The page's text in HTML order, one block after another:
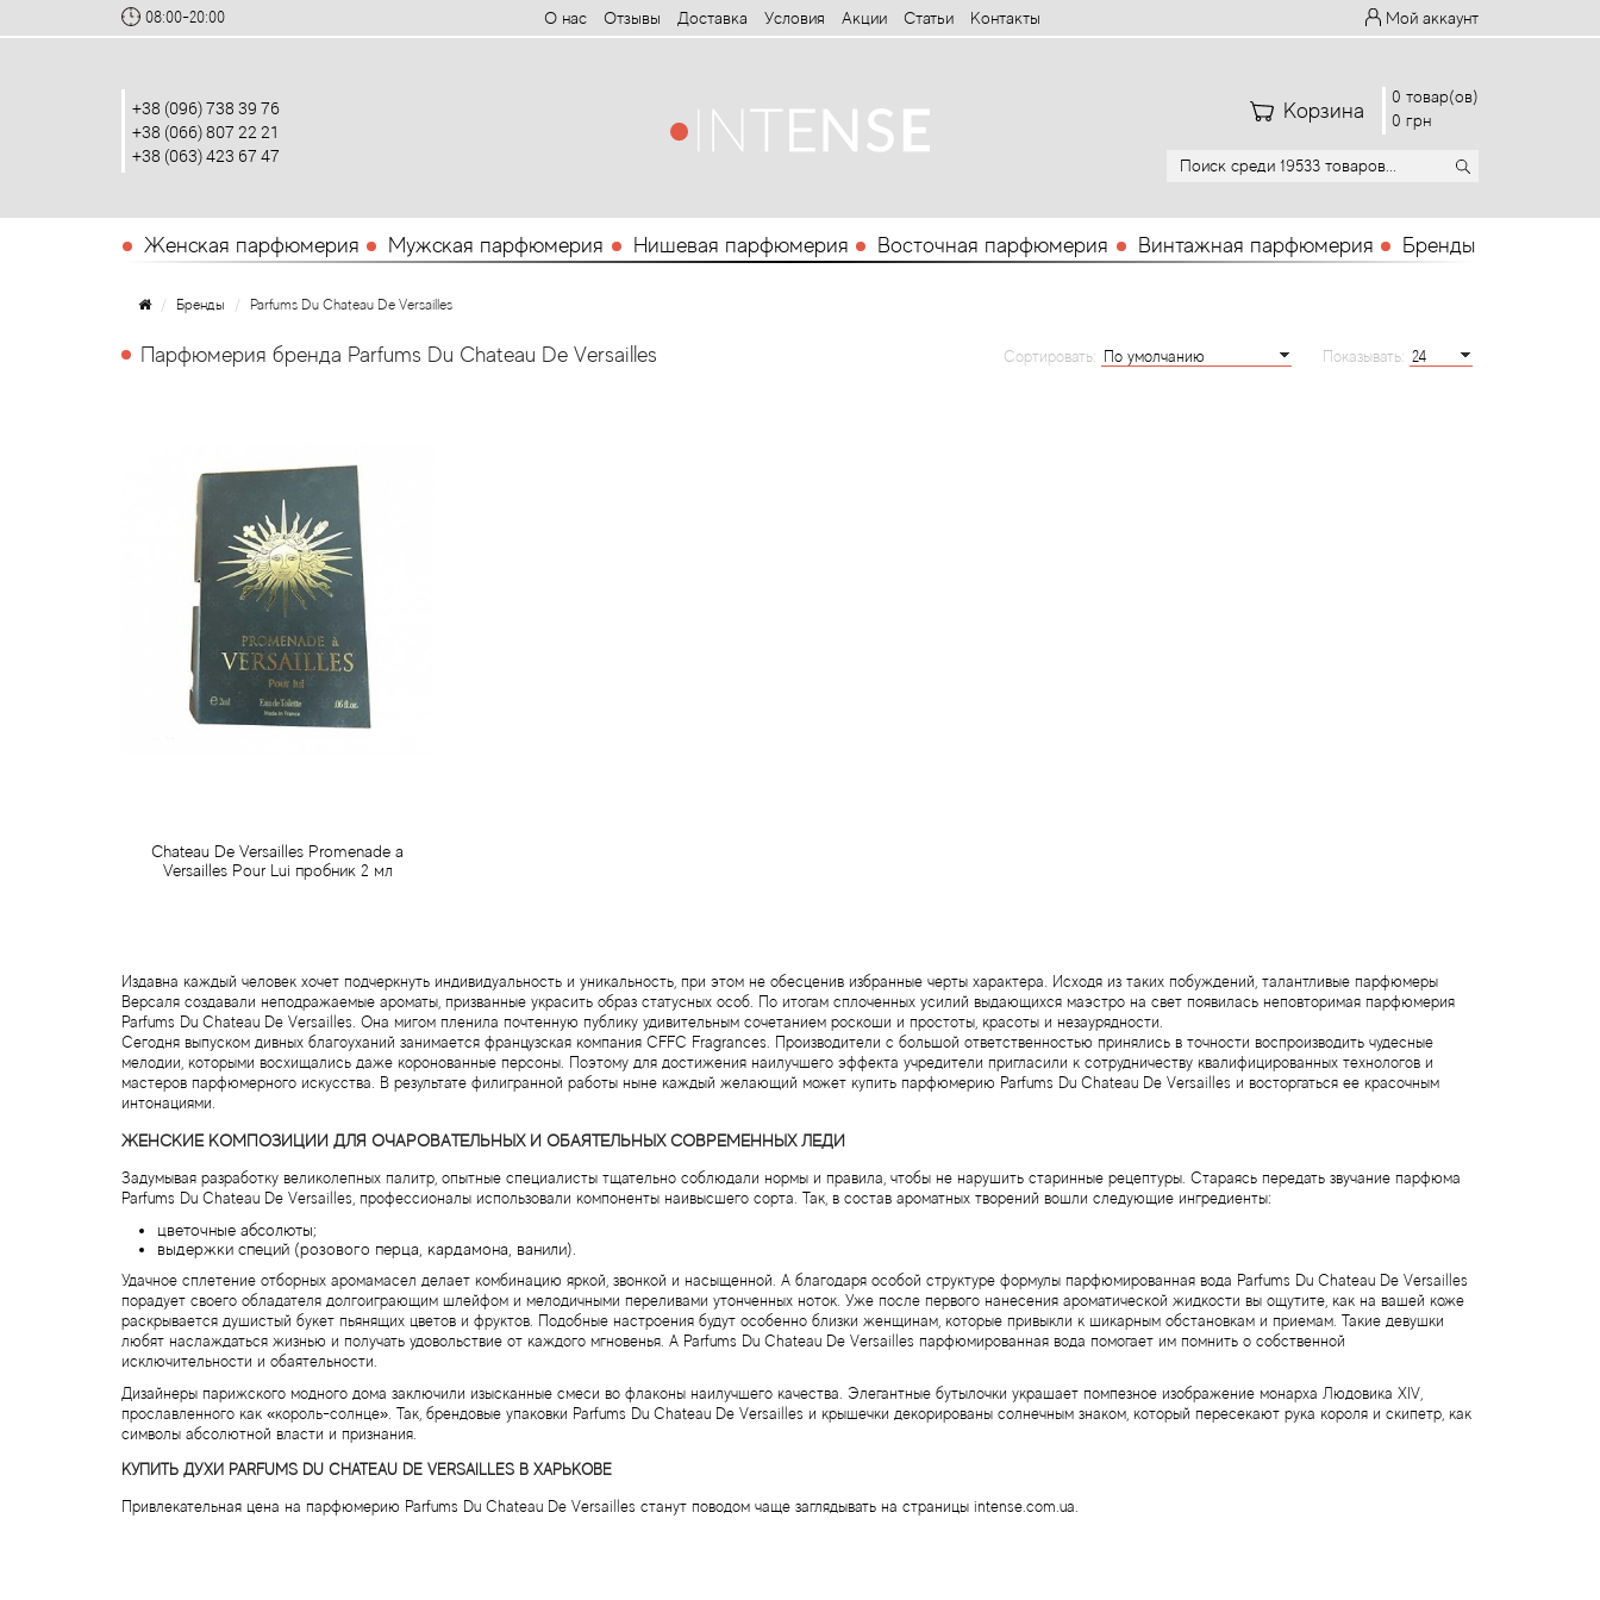
08:00-20:00 О нас Отзывы Доставка Условия Aкции Статьи Контакты Мой аккаунт
+38 (096) 738 39 76
+38 (066) 807 22 21
+38 (063) 423 67 47
Корзина
0 товар(ов)
0 грн
Женская парфюмерия Мужская парфюмерия Нишевая парфюмерия Восточная парфюмерия Винтажная парфюмерия Бренды
Бренды Parfums Du Chateau De Versailles
Парфюмерия бренда Parfums Du Chateau De Versailles Сортировать: Показывать:
Chateau De Versailles Promenade a
Versailles Pour Lui пробник 2 мл
Издавна каждый человек хочет подчеркнуть индивидуальность и уникальность, при этом не обесценив избранные черты характера. Исходя из таких побуждений, талантливые парфюмеры
Версаля создавали неподражаемые ароматы, призванные украсить образ статусных особ. По итогам сплоченных усилий выдающихся маэстро на свет появилась неповторимая парфюмерия
Parfums Du Chateau De Versailles. Она мигом пленила почтенную публику удивительным сочетанием роскоши и простоты, красоты и незаурядности.
Сегодня выпуском дивных благоуханий занимается французская компания CFFC Fragrances. Производители с большой ответственностью принялись в точности воспроизводить чудесные
мелодии, которыми восхищались даже коронованные персоны. Поэтому для достижения наилучшего эффекта учредители пригласили к сотрудничеству квалифицированных технологов и
мастеров парфюмерного искусства. В результате филигранной работы ныне каждый желающий может купить парфюмерию Parfums Du Chateau De Versailles и восторгаться ее красочным
интонациями.
ЖЕНСКИЕ КОМПОЗИЦИИ ДЛЯ ОЧАРОВАТЕЛЬНЫХ И ОБАЯТЕЛЬНЫХ СОВРЕМЕННЫХ ЛЕДИ
Задумывая разработку великолепных палитр, опытные специалисты тщательно соблюдали нормы и правила, чтобы не нарушить старинные рецептуры. Стараясь передать звучание парфюма
Parfums Du Chateau De Versailles, профессионалы использовали компоненты наивысшего сорта. Так, в состав ароматных творений вошли следующие ингредиенты:
цветочные абсолюты;
выдержки специй (розового перца, кардамона, ванили).
Удачное сплетение отборных аромамасел делает комбинацию яркой, звонкой и насыщенной. А благодаря особой структуре формулы парфюмированная вода Parfums Du Chateau De Versailles
порадует своего обладателя долгоиграющим шлейфом и мелодичными переливами утонченных ноток. Уже после первого нанесения ароматической жидкости вы ощутите, как на вашей коже
раскрывается душистый букет пьянящих цветов и фруктов. Подобные настроения будут особенно близки женщинам, которые привыкли к шикарным обстановкам и приемам. Такие девушки
любят наслаждаться жизнью и получать удовольствие от каждого мгновенья. А Parfums Du Chateau De Versailles парфюмированная вода помогает им помнить о собственной
исключительности и обаятельности.
Дизайнеры парижского модного дома заключили изысканные смеси во флаконы наилучшего качества. Элегантные бутылочки украшает помпезное изображение монарха Людовика XIV,
прославленного как «король-солнце». Так, брендовые упаковки Parfums Du Chateau De Versailles и крышечки декорированы солнечным знаком, который пересекают рука короля и скипетр, как
символы абсолютной власти и признания.
КУПИТЬ ДУХИ PARFUMS DU CHATEAU DE VERSAILLES В ХАРЬКОВЕ
Привлекательная цена на парфюмерию Parfums Du Chateau De Versailles станут поводом чаще заглядывать на страницы intense.com.ua.